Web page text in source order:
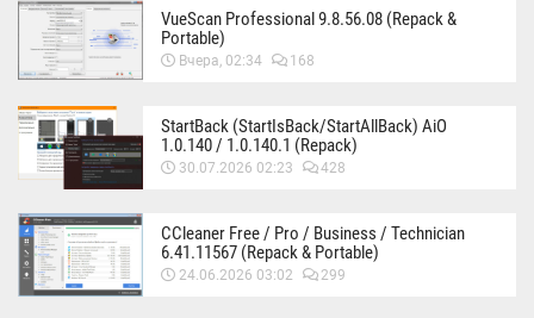
VueScan Professional 9.8.56.08 (Repack &
Portable)
Вчера, 02:34 168
StartBack (StartIsBack/StartAllBack) AiO
1.0.140 / 1.0.140.1 (Repack)
30.07.2026 02:23 428
CCleaner Free / Pro / Business / Technician
6.41.11567 (Repack & Portable)
24.06.2026 03:02 299